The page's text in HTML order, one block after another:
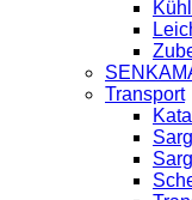
Transport